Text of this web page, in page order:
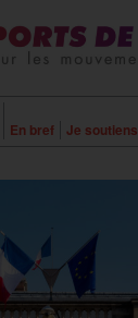
En bref Je soutiens